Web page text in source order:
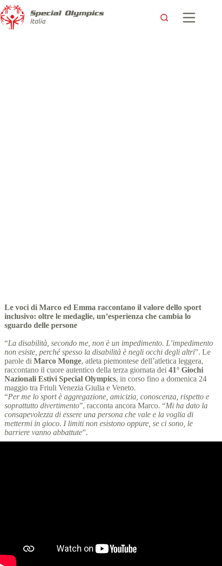
Le voci di Marco ed Emma raccontano il valore dello sport
inclusivo: oltre le medaglie, un’esperienza che cambia lo
sguardo delle persone
“La disabilità, secondo me, non è un impedimento. L’impedimento
non esiste, perché spesso la disabilità è negli occhi degli altri”. Le
parole di Marco Monge, atleta piemontese dell’atletica leggera,
raccontano il cuore autentico della terza giornata dei 41° Giochi
Nazionali Estivi Special Olympics, in corso fino a domenica 24
maggio tra Friuli Venezia Giulia e Veneto.
“Per me lo sport è aggregazione, amicizia, conoscenza, rispetto e
soprattutto divertimento”, racconta ancora Marco. “Mi ha dato la
consapevolezza di essere una persona che vale e la voglia di
mettermi in gioco. I limiti non esistono oppure, se ci sono, le
barriere vanno abbattute”.